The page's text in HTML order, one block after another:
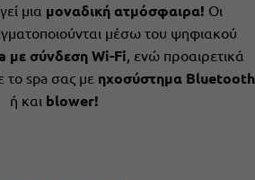
μια μοναδική ατμόσφαιρα! Οι
μέσω του ψηφιακού
με σύνδεση Wi-Fi, ενώ προαιρετικά
το spa σας με ηχοσύστημα Bluetooth
ή και blower!